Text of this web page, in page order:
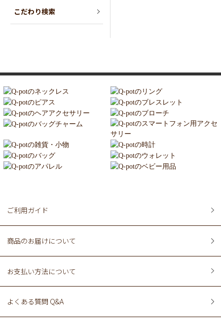
こだわり検索
ご利用ガイド
商品のお届けについて
お支払い方法について
よくある質問 Q&A